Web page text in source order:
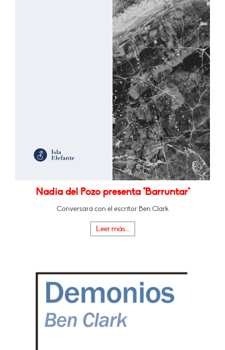
Nadia del Pozo presenta "Barruntar"
Conversará con el escritor Ben Clark
Leer más...